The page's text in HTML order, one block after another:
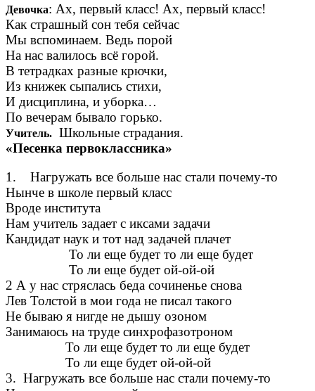
Девочка: Ах, первый класс! Ах, первый класс!
Как страшный сон тебя сейчас
Мы вспоминаем. Ведь порой
На нас валилось всё горой.
В тетрадках разные крючки,
Из книжек сыпались стихи,
И дисциплина, и уборка…
По вечерам бывало горько.
Учитель. Школьные страдания.
«Песенка первоклассника»
1. Нагружать все больше нас стали почему-то
Нынче в школе первый класс
Вроде института
Нам учитель задает с иксами задачи
Кандидат наук и тот над задачей плачет
То ли еще будет то ли еще будет
То ли еще будет ой-ой-ой
2 А у нас стряслась беда сочиненье снова
Лев Толстой в мои года не писал такого
Не бываю я нигде не дышу озоном
Занимаюсь на труде синхрофазотроном
То ли еще будет то ли еще будет
То ли еще будет ой-ой-ой
3. Нагружать все больше нас стали почему-то